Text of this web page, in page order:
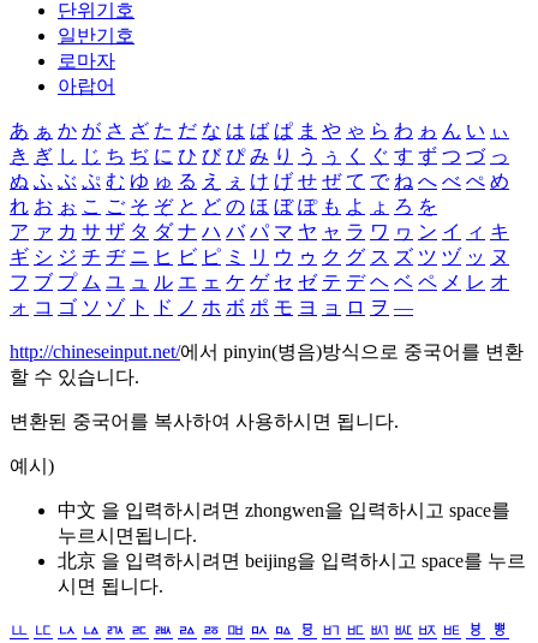
단위기호
일반기호
로마자
아랍어
あ ぁ か が さ ざ た だ な は ば ぱ ま や ゃ ら わ ゎ ん い ぃ
き ぎ し じ ち ぢ に ひ び ぴ み り う ぅ く ぐ す ず つ づ っ
ぬ ふ ぶ ぷ む ゆ ゅ る え ぇ け げ せ ぜ て で ね へ べ ぺ め
れ お ぉ こ ご そ ぞ と ど の ほ ぼ ぽ も よ ょ ろ を
ア ァ カ サ ザ タ ダ ナ ハ バ パ マ ヤ ャ ラ ワ ヮ ン イ ィ キ
ギ シ ジ チ ヂ ニ ヒ ビ ピ ミ リ ウ ゥ ク グ ス ズ ツ ヅ ッ ヌ
フ ブ プ ム ユ ュ ル エ ェ ケ ゲ セ ゼ テ デ ヘ ベ ペ メ レ オ
ォ コ ゴ ソ ゾ ト ド ノ ホ ボ ポ モ ヨ ョ ロ ヲ ―
http://chineseinput.net/에서 pinyin(병음)방식으로 중국어를 변환
할 수 있습니다.
변환된 중국어를 복사하여 사용하시면 됩니다.
예시)
中文 을 입력하시려면 zhongwen을 입력하시고 space를
누르시면됩니다.
北京 을 입력하시려면 beijing을 입력하시고 space를 누르
시면 됩니다.
ㅥ ㅦ ㅧ ㅨ ㅩ ㅪ ㅫ ㅬ ㅭ ㅮ ㅯ ㅰ ㅱ ㅲ ㅳ ㅴ ㅵ ㅶ ㅷ ㅸ
ㅹ